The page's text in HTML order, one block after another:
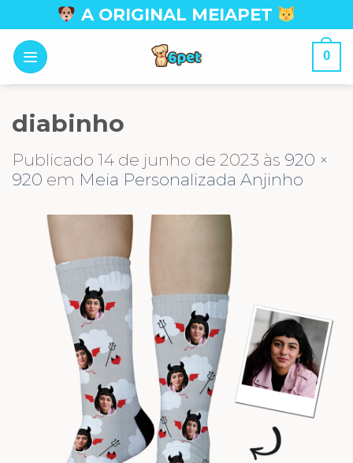
to
content
A ORIGINAL MEIAPET
0
diabinho
Publicado 14 de junho de 2023 às 920 ×
920 em Meia Personalizada Anjinho